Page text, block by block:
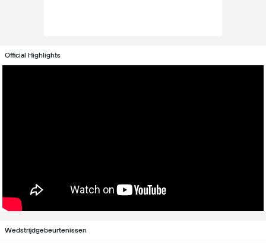
Official Highlights
Wedstrijdgebeurtenissen